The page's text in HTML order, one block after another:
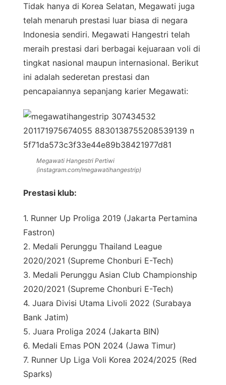
Tidak hanya di Korea Selatan, Megawati juga
telah menaruh prestasi luar biasa di negara
Indonesia sendiri. Megawati Hangestri telah
meraih prestasi dari berbagai kejuaraan voli di
tingkat nasional maupun internasional. Berikut
ini adalah sederetan prestasi dan
pencapaiannya sepanjang karier Megawati:
Megawati Hangestri Pertiwi
(instagram.com/megawatihangestrip)
Prestasi klub:
1. Runner Up Proliga 2019 (Jakarta Pertamina
Fastron)
2. Medali Perunggu Thailand League
2020/2021 (Supreme Chonburi E-Tech)
3. Medali Perunggu Asian Club Championship
2020/2021 (Supreme Chonburi E-Tech)
4. Juara Divisi Utama Livoli 2022 (Surabaya
Bank Jatim)
5. Juara Proliga 2024 (Jakarta BIN)
6. Medali Emas PON 2024 (Jawa Timur)
7. Runner Up Liga Voli Korea 2024/2025 (Red
Sparks)